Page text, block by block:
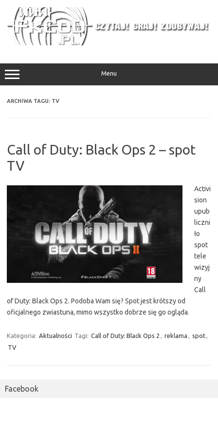
treści
Menu
ARCHIWA TAGU: TV
Call of Duty: Black Ops 2 – spot
TV
Activi
sion
upub
liczni
ło
spot
tele
wizyj
ny
Call
of Duty: Black Ops 2. Podoba Wam się? Spot jest krótszy od
oficjalnego zwiastuna, mimo wszystko dobrze się go ogląda.
Kategoria: Aktualności Tagi: Call of Duty: Black Ops 2 reklama spot
TV
Facebook